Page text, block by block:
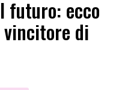
futuro: ecco
vincitore di